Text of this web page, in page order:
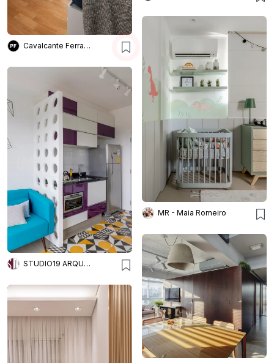
Cavalcante Ferraz Arquitetura + Design
MR - Maia Romeiro
STUDIO19 ARQUITETURA E DESIGN